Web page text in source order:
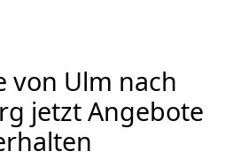
von Ulm nach
jetzt Angebote